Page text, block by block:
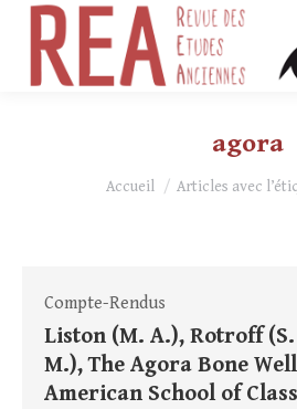
agora
Vous êtes ici :
Accueil Articles avec
Compte-Rendus
Liston (M. A.), Rotroff
M.), The Agora Bone
American School of